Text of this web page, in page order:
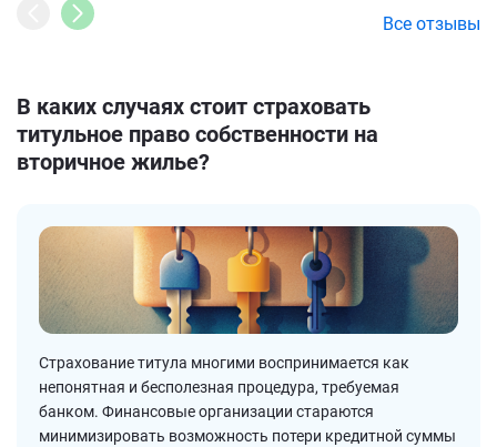
Все отзывы
В каких случаях стоит страховать
титульное право собственности на
вторичное жилье?
Страхование титула многими воспринимается как
непонятная и бесполезная процедура, требуемая
банком. Финансовые организации стараются
минимизировать возможность потери кредитной суммы